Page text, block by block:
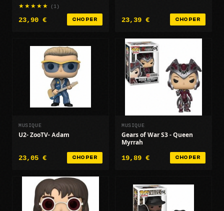
(1)
23,90 € CHOPER 23,39 € CHOPER
MUSIQUE
U2- ZooTV- Adam
23,05 € CHOPER
MUSIQUE
Gears of War S3 - Queen
Myrrah
19,89 € CHOPER